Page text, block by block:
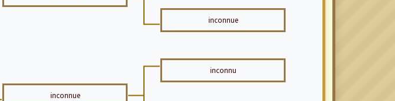
inconnue
inconnu
inconnue